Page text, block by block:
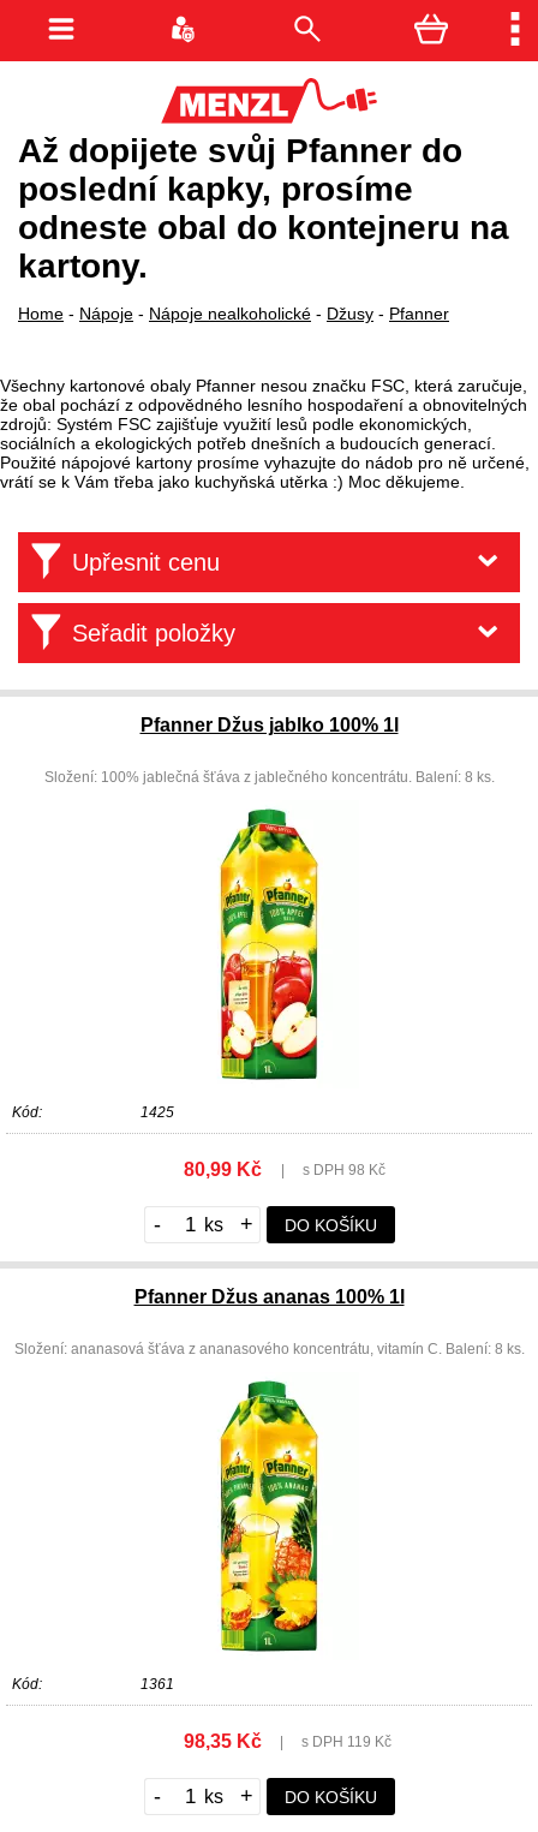
Až dopijete svůj Pfanner do
poslední kapky, prosíme
odneste obal do kontejneru na
kartony.
Home - Nápoje - Nápoje nealkoholické - Džusy - Pfanner
Všechny kartonové obaly Pfanner nesou značku FSC, která zaručuje,
že obal pochází z odpovědného lesního hospodaření a obnovitelných
zdrojů: Systém FSC zajišťuje využití lesů podle ekonomických,
sociálních a ekologických potřeb dnešních a budoucích generací.
Použité nápojové kartony prosíme vyhazujte do nádob pro ně určené,
vrátí se k Vám třeba jako kuchyňská utěrka :) Moc děkujeme.
Upřesnit cenu
Seřadit položky
Pfanner Džus jablko 100% 1l
Složení: 100% jablečná šťáva z jablečného koncentrátu. Balení: 8 ks.
Kód: 1425
80,99 Kč s DPH 98 Kč
- + DO KOŠÍKU
Pfanner Džus ananas 100% 1l
Složení: ananasová šťáva z ananasového koncentrátu, vitamín C. Balení: 8 ks.
Kód: 1361
98,35 Kč s DPH 119 Kč
- + DO KOŠÍKU